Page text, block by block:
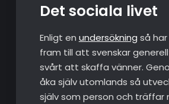
Det sociala livet
Enligt en undersökning så
fram till att svenskar
svårt att skaffa vänner.
åka själv utomlands så
själv som person och träffar